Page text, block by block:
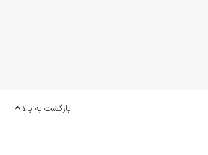
بازگشت به بالا